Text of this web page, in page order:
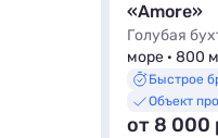
«Amore»
Голубая
море · 800 м
Быстрое
Объект
от 8 000